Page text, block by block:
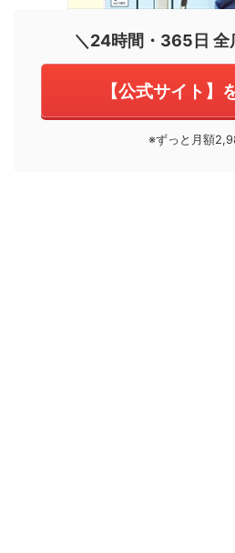
＼24時間・365日 全
【公式サイト】
※ずっと月額